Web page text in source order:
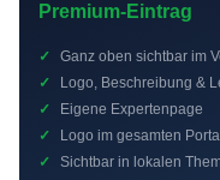
Premium-Eintrag
✓
Ganz oben sichtbar im
✓
Logo, Beschreibung &
✓
Eigene Expertenpage
✓
Logo im gesamten Portal
✓
Sichtbar in lokalen